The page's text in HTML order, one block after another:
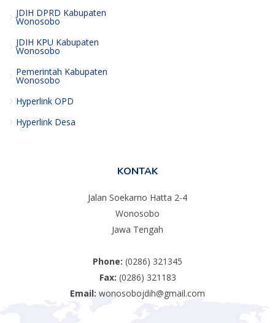
JDIH DPRD Kabupaten
Wonosobo
JDIH KPU Kabupaten
Wonosobo
Pemerintah Kabupaten
Wonosobo
Hyperlink OPD
Hyperlink Desa
KONTAK
Jalan Soekarno Hatta 2-4
Wonosobo
Jawa Tengah
Phone: (0286) 321345
Fax: (0286) 321183
Email: wonosobojdih@gmail.com